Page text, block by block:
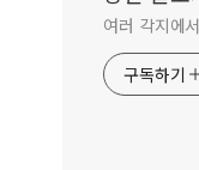
여러 각지에
구독하기